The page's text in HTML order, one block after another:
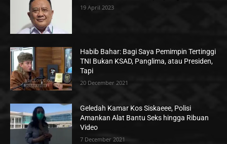
19 April 2023
Habib Bahar: Bagi Saya Pemimpin Tertinggi
TNI Bukan KSAD, Panglima, atau Presiden,
Tapi
20 December 2021
Geledah Kamar Kos Siskaeee, Polisi
Amankan Alat Bantu Seks hingga Ribuan
Video
7 December 2021